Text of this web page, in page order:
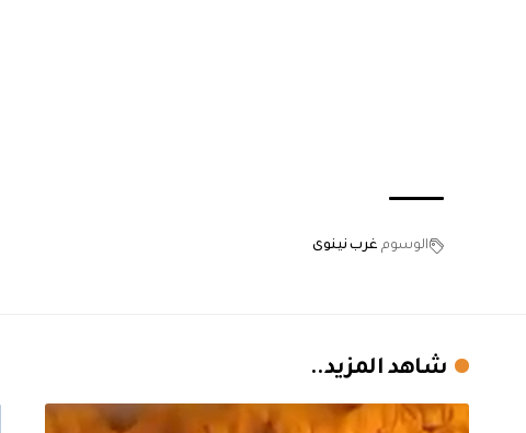
الوسوم غرب نينوى
شاهد المزيد..